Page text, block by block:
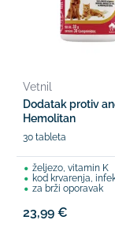
Vetnil
Dodatak protiv
Hemolitan
30 tableta
željezo, vitamin K
kod krvarenja, infekcija,
za brži oporavak
23,99 €